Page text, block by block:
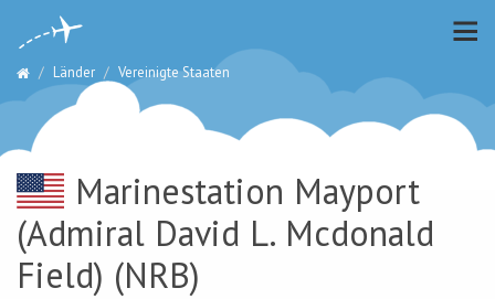
Länder Vereinigte Staaten
Marinestation Mayport
(Admiral David L. Mcdonald
Field) (NRB)